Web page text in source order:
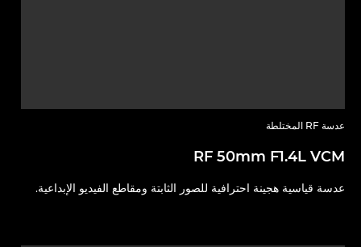
عدسة RF المختلطة
RF 50mm F1.4L VCM
عدسة قياسية هجينة احترافية للصور الثابتة ومقاطع الفيديو الإبداعية.